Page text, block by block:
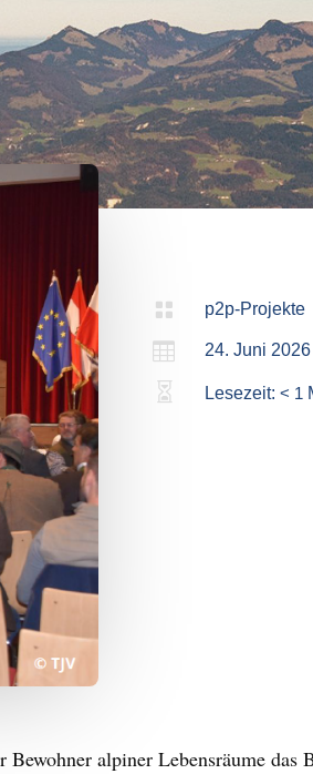
 p2p-Projekte
 24. Juni 2026
 Lesezeit:< 1
alpiner Lebensräume das